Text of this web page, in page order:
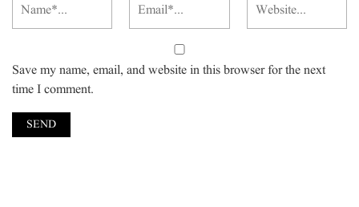
Save my name, email, and website in this browser for the next
time I comment.